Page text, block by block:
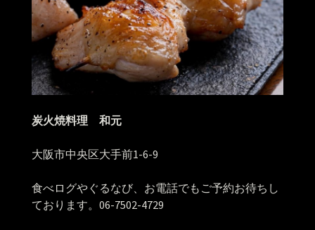
炭火焼料理 和元
大阪市中央区大手前1-6-9
食べログやぐるなび、お電話でもご予約お待ちし
ております。06-7502-4729